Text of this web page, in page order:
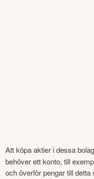
Att köpa aktier i dessa
behöver ett konto, till
och överför pengar till